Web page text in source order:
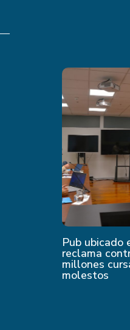
Pub ubicado
reclama
millones
molestos